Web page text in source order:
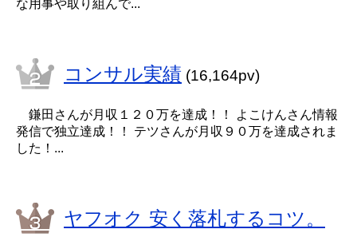
な用事や取り組んで...
コンサル実績 (16,164pv)
鎌田さんが月収１２０万を達成！！ よこけんさん情報
発信で独立達成！！ テツさんが月収９０万を達成されま
した！...
ヤフオク 安く落札するコツ。